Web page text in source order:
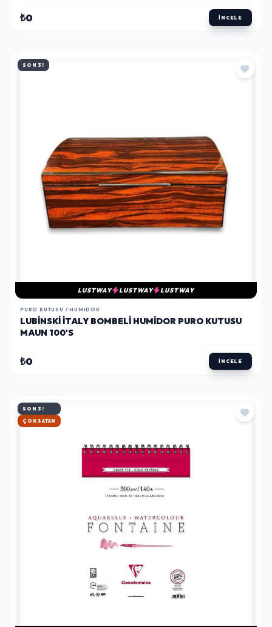
₺0 İNCELE
SON 3!
LUSTWAY LUSTWAY LUSTWAY
PURO KUTUSU / HUMIDOR
LUBINSKI İTALY BOMBELI HUMIDOR PURO KUTUSU
MAUN 100'S
₺0 İNCELE
SON 3!
HIZLI KARGO